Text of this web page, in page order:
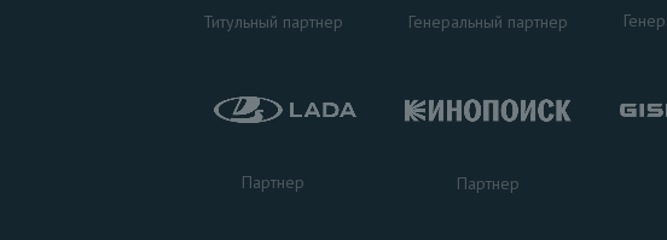
Титульный партнер Генеральный партнер
Партнер Партнер